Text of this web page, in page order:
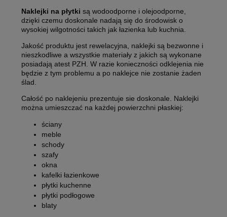
Naklejki na płytki są wodoodporne i olejoodporne,
dzięki czemu doskonale nadają się do środowisk o
wysokiej wilgotności takich jak łazienka lub kuchnia.
Jakość produktu jest rewelacyjna, naklejki są bezwonne i
nieszkodliwe a wszystkie materiały z jakich są wykonane
posiadają atest PZH. W razie konieczności odklejenia nie
będzie z tym problemu a po naklejce nie zostanie żaden
ślad.
Całość po naklejeniu prezentuje sie doskonale. Naklejki
można umieszczać na każdej powierzchni płaskiej:
ściany
meble
schody
szafy
okna
kafelki łazienkowe
płytki kuchenne
płytki podłogowe
blaty